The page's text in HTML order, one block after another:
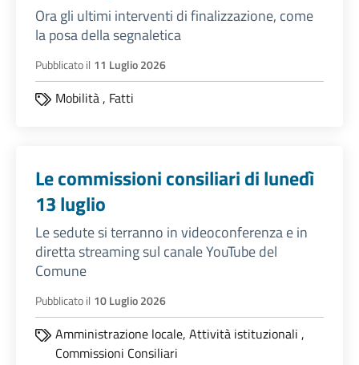
Ora gli ultimi interventi di finalizzazione, come
la posa della segnaletica
Pubblicato il 11 Luglio 2026
Mobilità, Fatti
Le commissioni consiliari di lunedì
13 luglio
Le sedute si terranno in videoconferenza e in
diretta streaming sul canale YouTube del
Comune
Pubblicato il 10 Luglio 2026
Amministrazione locale, Attività istituzionali ,
Commissioni Consiliari